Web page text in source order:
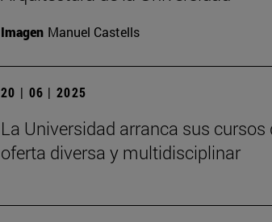
Imagen Manuel Castells
20 | 06 | 2025
La Universidad arranca sus
oferta diversa y multidisciplinar